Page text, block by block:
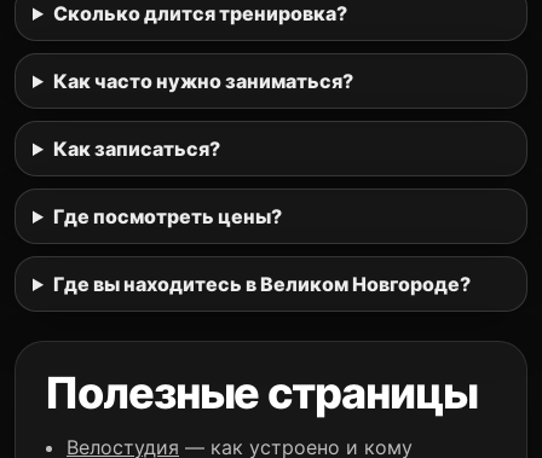
Сколько длится тренировка?
Как часто нужно заниматься?
Как записаться?
Где посмотреть цены?
Где вы находитесь в Великом Новгороде?
Полезные страницы
Велостудия — как устроено и кому